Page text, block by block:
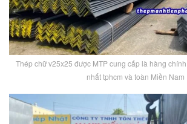
Thép chữ v25x25 được MTP cung cấp là hàng
nhất tphcm và toàn Miền Nam